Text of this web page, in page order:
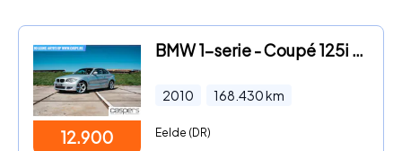
12.900
BMW 1-serie - Coupé 125i - APK tot 06-2027
2010 168.430km
Eelde (DR)